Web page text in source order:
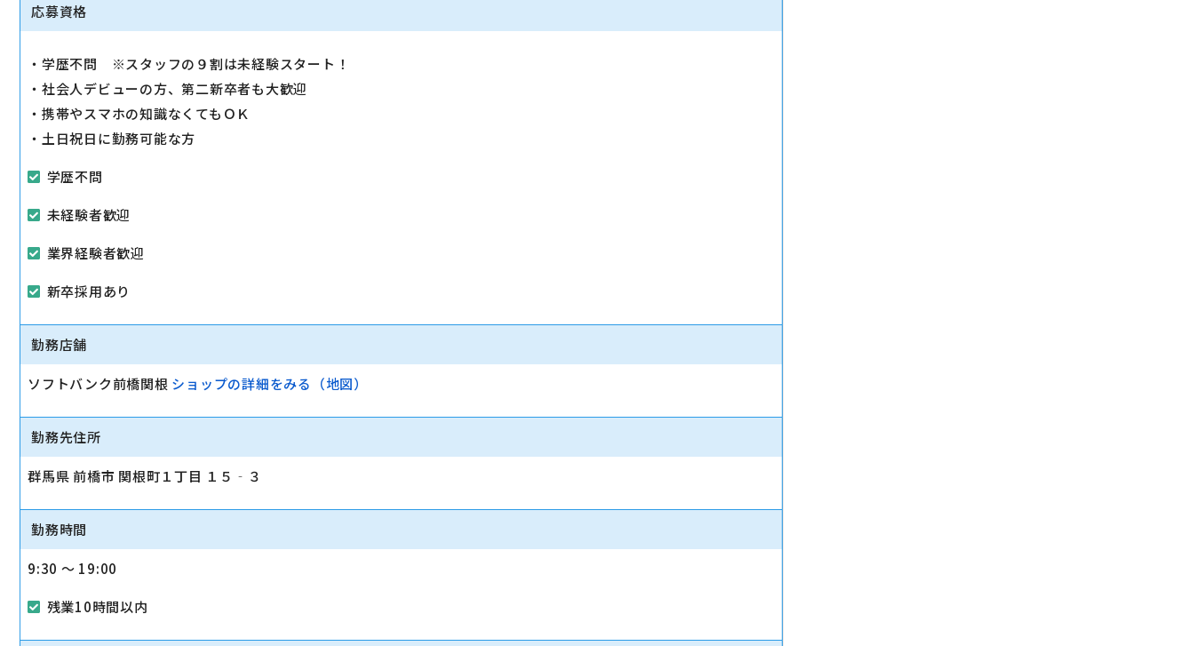
・電話応対
・オプションサービスの提案
・インターネット回線の提案
応募資格
・学歴不問 ※スタッフの９割は未経験スタート！
・社会人デビューの方、第二新卒者も大歓迎
・携帯やスマホの知識なくてもＯＫ
・土日祝日に勤務可能な方
学歴不問
未経験者歓迎
業界経験者歓迎
新卒採用あり
勤務店舗
ソフトバンク前橋関根 ショップの詳細をみる（地図）
勤務先住所
群馬県 前橋市 関根町１丁目 １５‐３
勤務時間
9:30 〜 19:00
残業10時間以内